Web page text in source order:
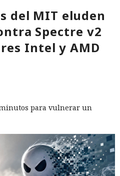
del MIT eluden
Spectre v2
Intel y AMD
para vulnerar un